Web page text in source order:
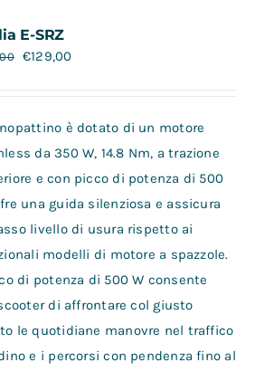
E-SRZ
€129,00
è dotato di un motore
da 350 W, 14.8 Nm, a trazione
e con picco di potenza di 500
una guida silenziosa e assicura
livello di usura rispetto ai
modelli di motore a spazzole.
di potenza di 500 W consente
di affrontare col giusto
le quotidiane manovre nel traffico
e i percorsi con pendenza fino al